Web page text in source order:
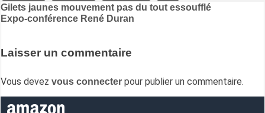
Navigation
de
Gilets jaunes mouvement pas du tout essoufflé
Expo-conférence René Duran
Laisser un commentaire
Vous devez vous connecter pour publier un commentaire.